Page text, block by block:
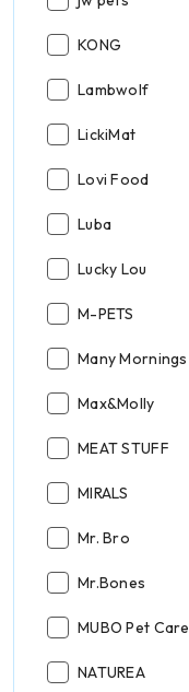
Producent:
KONG
Producent:
Lambwolf
Producent:
LickiMat
Producent:
Lovi Food
Producent:
Luba
Producent:
Lucky Lou
Producent:
M-PETS
Producent:
Many Mornings
Producent:
Max&Molly
Producent:
MEAT STUFF
Producent:
MIRALS
Producent:
Mr. Bro
Producent:
Mr.Bones
Producent:
MUBO Pet Care
Producent:
NATUREA